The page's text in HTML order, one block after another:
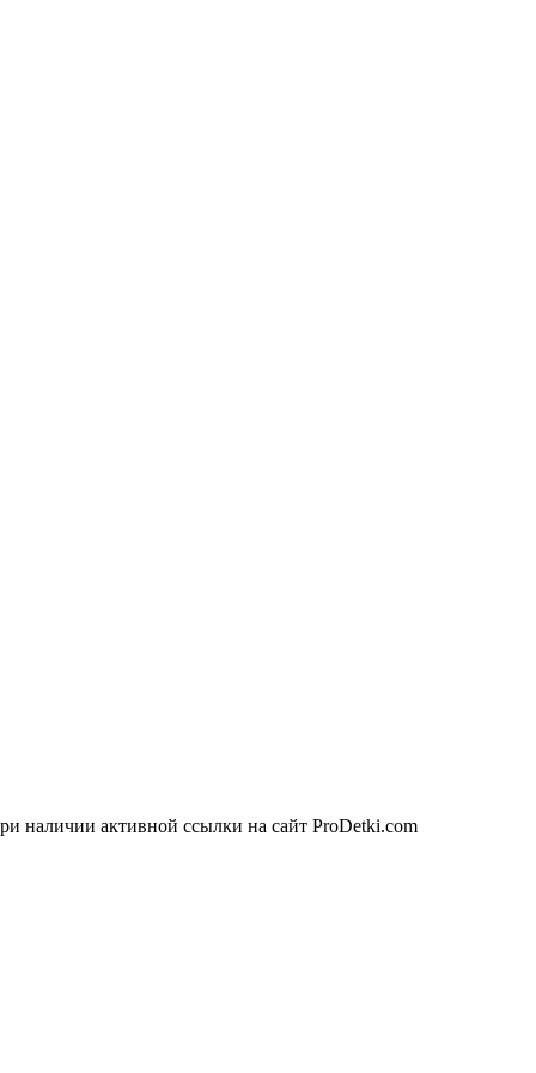
наличии активной ссылки на сайт ProDetki.com